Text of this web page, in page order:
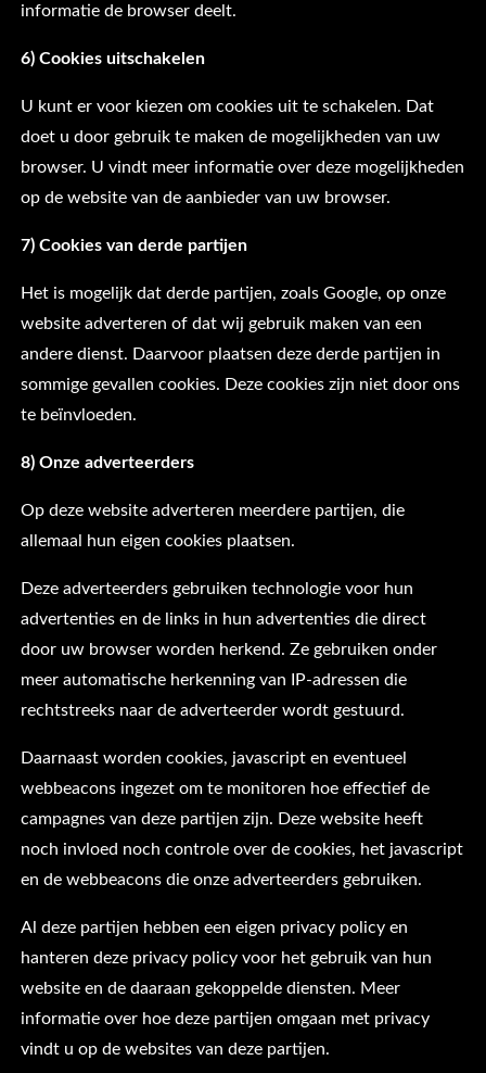
informatie de browser deelt.
6) Cookies uitschakelen
U kunt er voor kiezen om cookies uit te schakelen. Dat
doet u door gebruik te maken de mogelijkheden van uw
browser. U vindt meer informatie over deze mogelijkheden
op de website van de aanbieder van uw browser.
7) Cookies van derde partijen
Het is mogelijk dat derde partijen, zoals Google, op onze
website adverteren of dat wij gebruik maken van een
andere dienst. Daarvoor plaatsen deze derde partijen in
sommige gevallen cookies. Deze cookies zijn niet door ons
te beïnvloeden.
8) Onze adverteerders
Op deze website adverteren meerdere partijen, die
allemaal hun eigen cookies plaatsen.
Deze adverteerders gebruiken technologie voor hun
advertenties en de links in hun advertenties die direct
door uw browser worden herkend. Ze gebruiken onder
meer automatische herkenning van IP-adressen die
rechtstreeks naar de adverteerder wordt gestuurd.
Daarnaast worden cookies, javascript en eventueel
webbeacons ingezet om te monitoren hoe effectief de
campagnes van deze partijen zijn. Deze website heeft
noch invloed noch controle over de cookies, het javascript
en de webbeacons die onze adverteerders gebruiken.
Al deze partijen hebben een eigen privacy policy en
hanteren deze privacy policy voor het gebruik van hun
website en de daaraan gekoppelde diensten. Meer
informatie over hoe deze partijen omgaan met privacy
vindt u op de websites van deze partijen.